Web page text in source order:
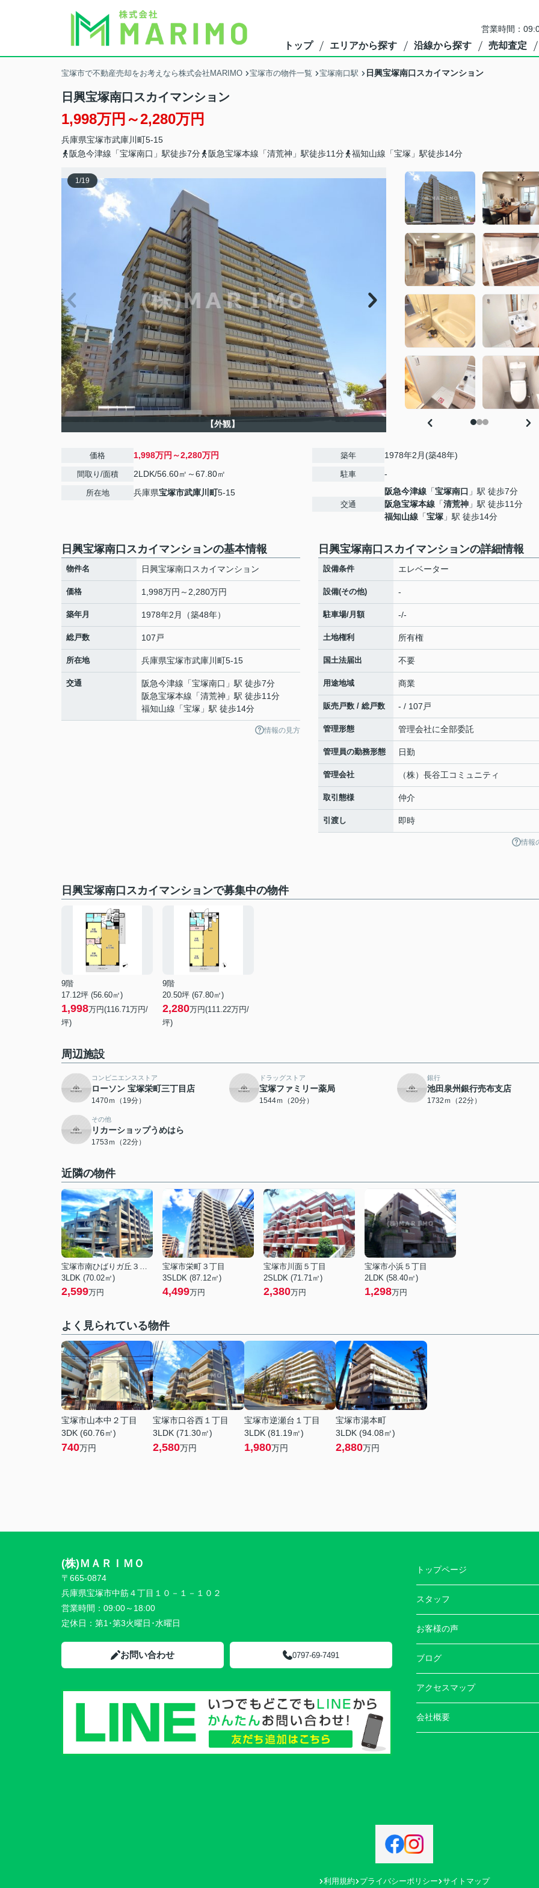
営業時間：
トップ エリアから探す 沿線から探す 売却査定
宝塚市で不動産売却をお考えなら株式会社MARIMO 宝塚市の物件一覧 宝塚南口駅 日興宝塚南口スカイマンション
日興宝塚南口スカイマンション
1,998万円～2,280万円
兵庫県宝塚市武庫川町5-15
阪急今津線「宝塚南口」駅徒歩7分
阪急宝塚本線「清荒神」駅徒歩11分 福知山線「宝塚」駅徒歩14分
1/19
【外観】
価格 1,998万円～2,280万円
間取り/面積 2LDK/56.60㎡～67.80㎡
所在地 兵庫県宝塚市武庫川町5-15
築年 1978年2月(築48年)
駐車 -
交通
阪急今津線 「宝塚南口 」駅 徒歩7分
阪急宝塚本線 「清荒神 」駅 徒歩11分
福知山線 「宝塚 」駅 徒歩14分
日興宝塚南口スカイマンションの基本情報
物件名 日興宝塚南口スカイマンション
価格 1,998万円～2,280万円
築年月 1978年2月（築48年）
総戸数 107戸
所在地 兵庫県宝塚市武庫川町5-15
交通 阪急今津線 「宝塚南口 」駅 徒歩7分
阪急宝塚本線 「清荒神 」駅 徒歩11分
福知山線 「宝塚 」駅 徒歩14分
情報の見方
日興宝塚南口スカイマンションの詳細情報
設備条件 エレベーター
設備(その他) -
駐車場/月額 -/-
土地権利 所有権
国土法届出 不要
用途地域 商業
販売戸数 / 総戸数 - / 107戸
管理形態 管理会社に全部委託
管理員の勤務形態 日勤
管理会社 （株）長谷工コミュニティ
取引態様 仲介
引渡し 即時
情報
日興宝塚南口スカイマンションで募集中の物件
9階
17.12坪 (56.60㎡)
1,998万円(116.71万円/
坪)
9階
20.50坪 (67.80㎡)
2,280万円(111.22万円/
坪)
周辺施設
コンビニエンスストア
ローソン 宝塚栄町三丁目店
1470ｍ（19分）
ドラッグストア
宝塚ファミリー薬局
1544ｍ（20分）
銀行
池田泉州銀行売布支店
1732ｍ（22分）
その他
リカーショップうめはら
1753ｍ（22分）
近隣の物件
宝塚市南ひばりガ丘３丁目
3LDK (70.02㎡)
2,599万円
宝塚市栄町３丁目
3SLDK (87.12㎡)
4,499万円
宝塚市川面５丁目
2SLDK (71.71㎡)
2,380万円
宝塚市小浜５丁目
2LDK (58.40㎡)
1,298万円
よく見られている物件
宝塚市山本中２丁目
3DK (60.76㎡)
740万円
宝塚市口谷西１丁目
3LDK (71.30㎡)
2,580万円
宝塚市逆瀬台１丁目
3LDK (81.19㎡)
1,980万円
宝塚市湯本町
3LDK (94.08㎡)
2,880万円
(株)ＭＡＲＩＭＯ
〒665-0874
兵庫県宝塚市中筋４丁目１０－１－１０２
営業時間： 09:00～18:00
定休日： 第1･第3火曜日･水曜日
お問い合わせ 0797-69-7491
トップページ
スタッフ
お客様の声
ブログ
アクセスマップ
会社概要
利用規約 プライバシーポリシー サイトマップ